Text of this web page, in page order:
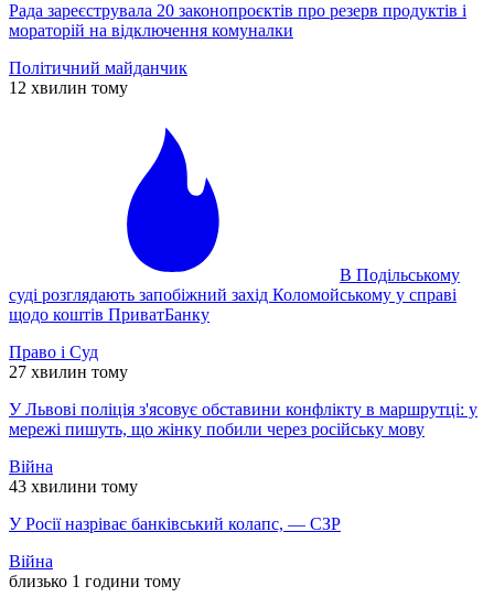
Рада зареєструвала 20 законопроєктів про резерв продуктів і
мораторій на відключення комуналки
Політичний майданчик
12 хвилин тому
В Подільському
суді розглядають запобіжний захід Коломойському у справі
щодо коштів ПриватБанку
Право і Суд
27 хвилин тому
У Львові поліція з'ясовує обставини конфлікту в маршрутці: у
мережі пишуть, що жінку побили через російську мову
Війна
43 хвилини тому
У Росії назріває банківський колапс, — СЗР
Війна
близько 1 години тому